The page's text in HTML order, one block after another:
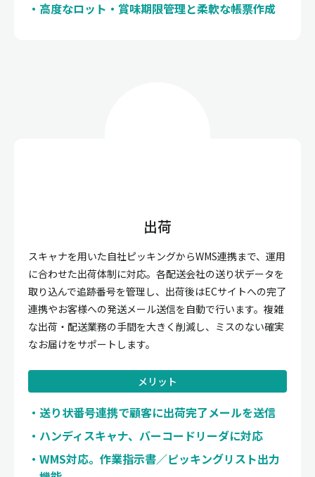
高度なロット・賞味期限管理と柔軟な帳票作成
出荷
スキャナを用いた自社ピッキングからWMS連携まで、運用
に合わせた出荷体制に対応。各配送会社の送り状データを
取り込んで追跡番号を管理し、出荷後はECサイトへの完了
連携やお客様への発送メール送信を自動で行います。複雑
な出荷・配送業務の手間を大きく削減し、ミスのない確実
なお届けをサポートします。
メリット
送り状番号連携で顧客に出荷完了メールを送信
ハンディスキャナ、バーコードリーダに対応
WMS対応。作業指示書／ピッキングリスト出力